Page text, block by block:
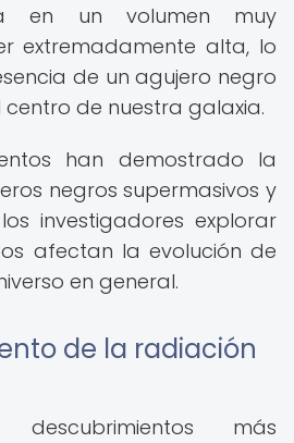
en un volumen muy
extremadamente alta, lo
de un agujero negro
centro de nuestra galaxia.
han demostrado la
negros supermasivos y
investigadores explorar
afectan la evolución de
en general.
de la radiación
más